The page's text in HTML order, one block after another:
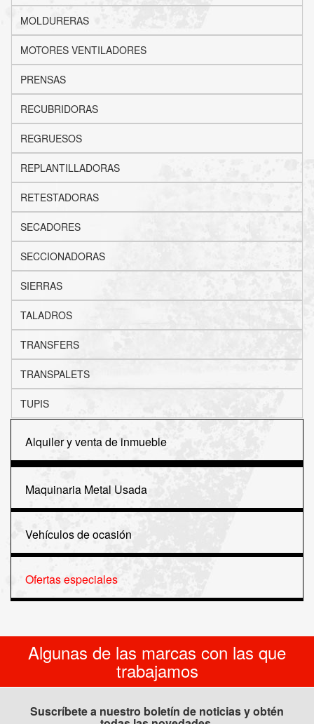
MOLDURERAS
MOTORES VENTILADORES
PRENSAS
RECUBRIDORAS
REGRUESOS
REPLANTILLADORAS
RETESTADORAS
SECADORES
SECCIONADORAS
SIERRAS
TALADROS
TRANSFERS
TRANSPALETS
TUPIS
Alquiler y venta de inmueble
Maquinaria Metal Usada
Vehículos de ocasión
Ofertas especiales
Algunas de las marcas con las que
trabajamos
Suscríbete a nuestro boletín de noticias y obtén